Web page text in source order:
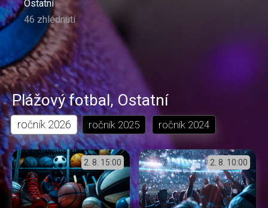
Ostatní
46 zhlédnutí
Plážový fotbal, Ostatní
ročník 2026 ročník 2025 ročník 2024
2. 8. 15:00 2. 8. 10:00